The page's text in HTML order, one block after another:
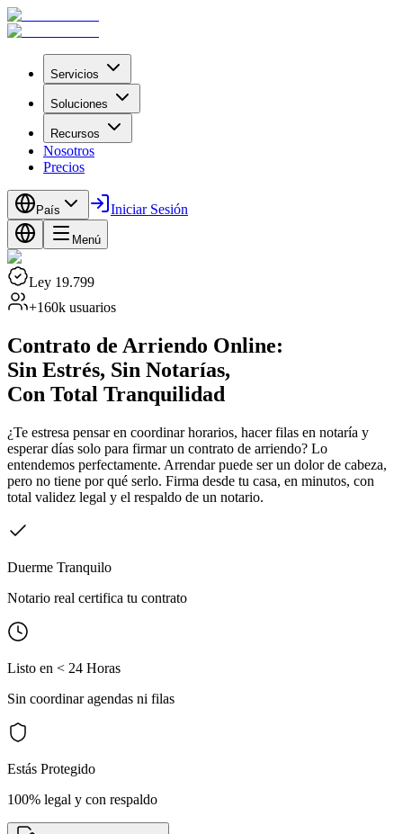
Servicios
Soluciones
Recursos
Nosotros
Precios
País Iniciar Sesión
Menú
Ley 19.799
+160k usuarios
Contrato de Arriendo Online:
Sin Estrés, Sin Notarías,
Con Total Tranquilidad
¿Te estresa pensar en coordinar horarios, hacer filas en notaría y
esperar días solo para firmar un contrato de arriendo? Lo
entendemos perfectamente. Arrendar puede ser un dolor de cabeza,
pero no tiene por qué serlo. Firma desde tu casa, en minutos, con
total validez legal y el respaldo de un notario.
Duerme Tranquilo
Notario real certifica tu contrato
Listo en < 24 Horas
Sin coordinar agendas ni filas
Estás Protegido
100% legal y con respaldo